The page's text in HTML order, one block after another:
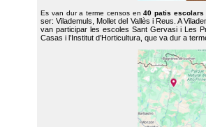
Es van dur a terme censos en40 patis escolars
ser: Vilademuls, Mollet del Vallès i Reus. A
van participar les escoles Sant Gervasi i Les
Casas i l’Institut d’Horticultura, que va dur a